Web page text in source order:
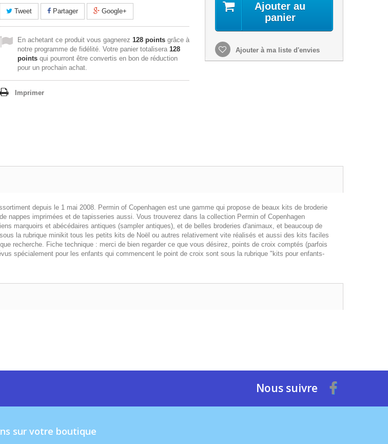
Tweet Partager Google+
En achetant ce produit vous gagnerez 128 points grâce à
notre programme de fidélité. Votre panier totalisera 128
points qui pourront être convertis en bon de réduction
pour un prochain achat.
Imprimer
Ajouter au
panier
Ajouter à ma liste d'envies
depuis le 1 mai 2008. Permin of Copenhagen est une gamme qui propose de beaux kits de broderie
nappes imprimées et de tapisseries aussi. Vous trouverez dans la collection Permin of Copenhagen
marquoirs et abécédaires antiques (sampler antiques), et de belles broderies d'animaux, et beaucoup de
la rubrique minikit tous les petits kits de Noël ou autres relativement vite réalisés et aussi des kits faciles
recherche. Fiche technique : merci de bien regarder ce que vous désirez, points de croix comptés (parfois
spécialement pour les enfants qui commencent le point de croix sont sous la rubrique "kits pour enfants-
Nous suivre
sur votre boutique